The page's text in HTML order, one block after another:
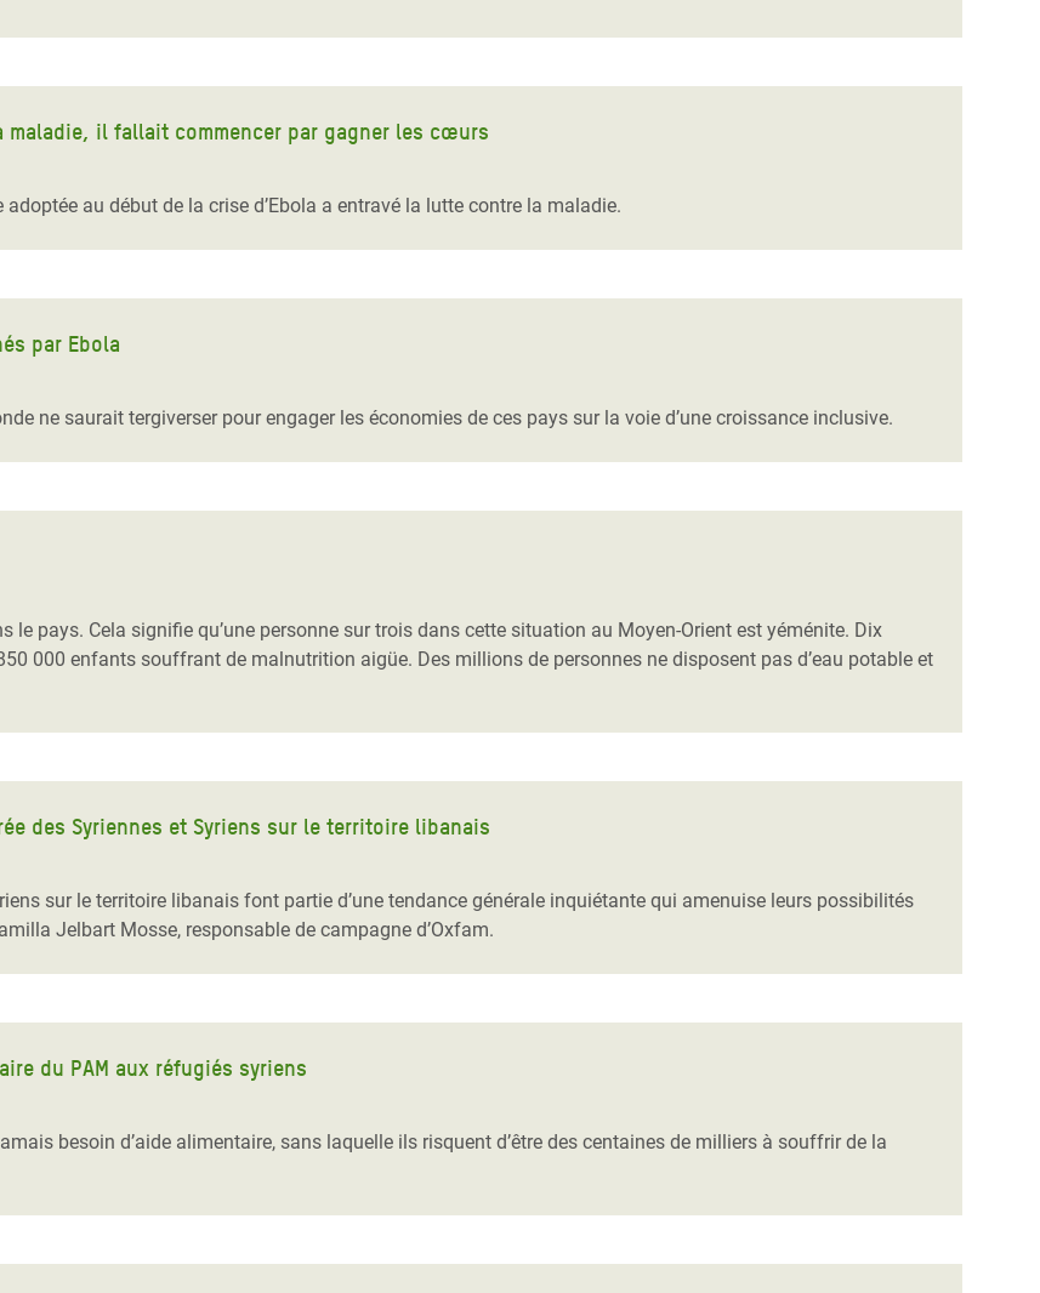
il fallait commencer par gagner les cœurs
au début de la crise d’Ebola a entravé la lutte contre la maladie.
par Ebola
ne saurait tergiverser pour engager les économies de ces pays sur la voie d’une croissance inclusive.
pays. Cela signifie qu’une personne sur trois dans cette situation au Moyen-Orient est yéménite. Dix
000 enfants souffrant de malnutrition aigüe. Des millions de personnes ne disposent pas d’eau potable et
des Syriennes et Syriens sur le territoire libanais
sur le territoire libanais font partie d’une tendance générale inquiétante qui amenuise leurs possibilités
Jelbart Mosse, responsable de campagne d’Oxfam.
du PAM aux réfugiés syriens
besoin d’aide alimentaire, sans laquelle ils risquent d’être des centaines de milliers à souffrir de la